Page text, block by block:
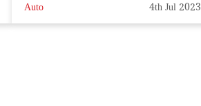
Auto 4th Jul 2023